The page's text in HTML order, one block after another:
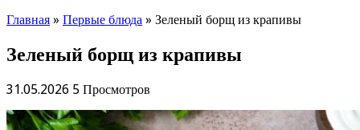
Главная » Первые блюда » Зеленый борщ из крапивы
Зеленый борщ из крапивы
31.05.2026 5 Просмотров